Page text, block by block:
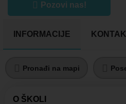
Pozovi nas!
INFORMACIJE
Pronađi na mapi
O ŠKOLI